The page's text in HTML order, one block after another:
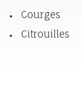
Courges
Citrouilles